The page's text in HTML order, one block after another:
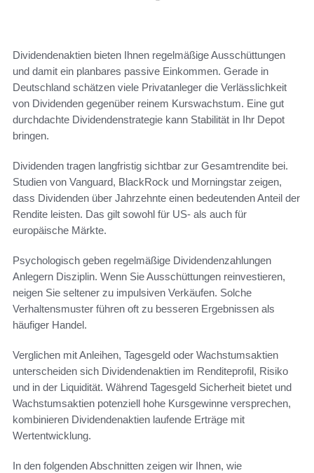
Dividendenaktien bieten Ihnen regelmäßige Ausschüttungen
und damit ein planbares passive Einkommen. Gerade in
Deutschland schätzen viele Privatanleger die Verlässlichkeit
von Dividenden gegenüber reinem Kurswachstum. Eine gut
durchdachte Dividendenstrategie kann Stabilität in Ihr Depot
bringen.
Dividenden tragen langfristig sichtbar zur Gesamtrendite bei.
Studien von Vanguard, BlackRock und Morningstar zeigen,
dass Dividenden über Jahrzehnte einen bedeutenden Anteil der
Rendite leisten. Das gilt sowohl für US- als auch für
europäische Märkte.
Psychologisch geben regelmäßige Dividendenzahlungen
Anlegern Disziplin. Wenn Sie Ausschüttungen reinvestieren,
neigen Sie seltener zu impulsiven Verkäufen. Solche
Verhaltensmuster führen oft zu besseren Ergebnissen als
häufiger Handel.
Verglichen mit Anleihen, Tagesgeld oder Wachstumsaktien
unterscheiden sich Dividendenaktien im Renditeprofil, Risiko
und in der Liquidität. Während Tagesgeld Sicherheit bietet und
Wachstumsaktien potenziell hohe Kursgewinne versprechen,
kombinieren Dividendenaktien laufende Erträge mit
Wertentwicklung.
In den folgenden Abschnitten zeigen wir Ihnen, wie